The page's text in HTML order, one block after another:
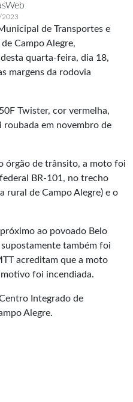
de Transportes e
Campo Alegre,
quarta-feira, dia 18,
margens da rodovia
Twister, cor vermelha,
em novembro de
órgão de trânsito, a moto foi
BR-101, no trecho
rural de Campo Alegre) e o
ao povoado Belo
também foi
acreditam que a moto
foi incendiada.
Integrado de
Alegre.